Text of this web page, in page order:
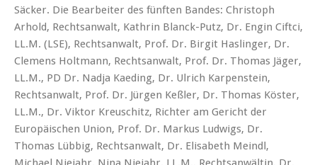
Säcker. Die Bearbeiter des fünften Bandes: Christoph
Arhold, Rechtsanwalt, Kathrin Blanck-Putz, Dr. Engin Ciftci,
LL.M. (LSE), Rechtsanwalt, Prof. Dr. Birgit Haslinger, Dr.
Clemens Holtmann, Rechtsanwalt, Prof. Dr. Thomas Jäger,
LL.M., PD Dr. Nadja Kaeding, Dr. Ulrich Karpenstein,
Rechtsanwalt, Prof. Dr. Jürgen Keßler, Dr. Thomas Köster,
LL.M., Dr. Viktor Kreuschitz, Richter am Gericht der
Europäischen Union, Prof. Dr. Markus Ludwigs, Dr.
Thomas Lübbig, Rechtsanwalt, Dr. Elisabeth Meindl,